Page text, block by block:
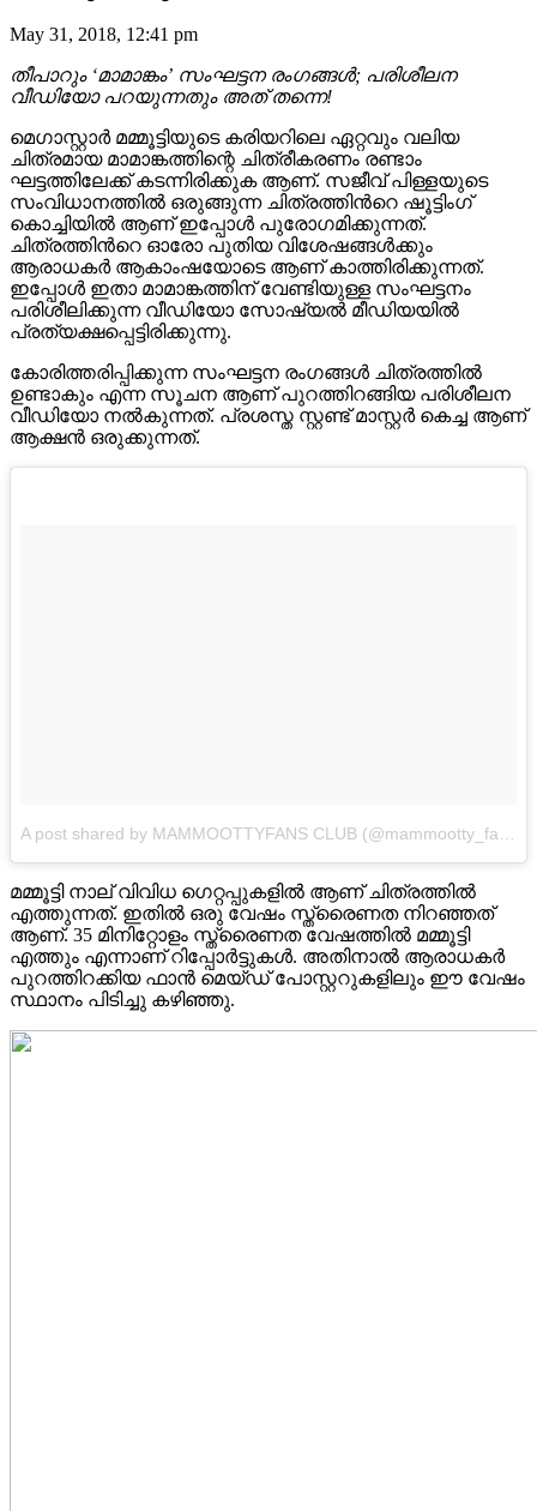
May 31, 2018, 12:41 pm
തീപാറും ‘മാമാങ്കം’ സംഘട്ടന രംഗങ്ങൾ; പരിശീലന
വീഡിയോ പറയുന്നതും അത് തന്നെ!
മെഗാസ്റ്റാർ മമ്മൂട്ടിയുടെ കരിയറിലെ ഏറ്റവും വലിയ
ചിത്രമായ മാമാങ്കത്തിന്റെ ചിത്രീകരണം രണ്ടാം
ഘട്ടത്തിലേക്ക് കടന്നിരിക്കുക ആണ്. സജീവ് പിള്ളയുടെ
സംവിധാനത്തിൽ ഒരുങ്ങുന്ന ചിത്രത്തിന്‍റെ ഷൂട്ടിംഗ്
കൊച്ചിയിൽ ആണ് ഇപ്പോൾ പുരോഗമിക്കുന്നത്.
ചിത്രത്തിന്‍റെ ഓരോ പുതിയ വിശേഷങ്ങൾക്കും
ആരാധകർ ആകാംഷയോടെ ആണ് കാത്തിരിക്കുന്നത്.
ഇപ്പോൾ ഇതാ മാമാങ്കത്തിന് വേണ്ടിയുള്ള സംഘട്ടനം
പരിശീലിക്കുന്ന വീഡിയോ സോഷ്യൽ മീഡിയയിൽ
പ്രത്യക്ഷപ്പെട്ടിരിക്കുന്നു.
കോരിത്തരിപ്പിക്കുന്ന സംഘട്ടന രംഗങ്ങൾ ചിത്രത്തിൽ
ഉണ്ടാകും എന്ന സൂചന ആണ് പുറത്തിറങ്ങിയ പരിശീലന
വീഡിയോ നൽകുന്നത്. പ്രശസ്ത സ്റ്റണ്ട് മാസ്റ്റർ കെച്ച ആണ്
ആക്ഷൻ ഒരുക്കുന്നത്.
മമ്മൂട്ടി നാല് വിവിധ ഗെറ്റപ്പുകളിൽ ആണ് ചിത്രത്തിൽ
എത്തുന്നത്. ഇതില്‍ ഒരു വേഷം സ്ത്രൈണത നിറഞ്ഞത്‌
ആണ്. 35 മിനിറ്റോളം സ്ത്രൈണത വേഷത്തിൽ മമ്മൂട്ടി
എത്തും എന്നാണ് റിപ്പോർട്ടുകൾ. അതിനാൽ ആരാധകർ
പുറത്തിറക്കിയ ഫാൻ മെയ്ഡ് പോസ്റ്ററുകളിലും ഈ വേഷം
സ്ഥാനം പിടിച്ചു കഴിഞ്ഞു.